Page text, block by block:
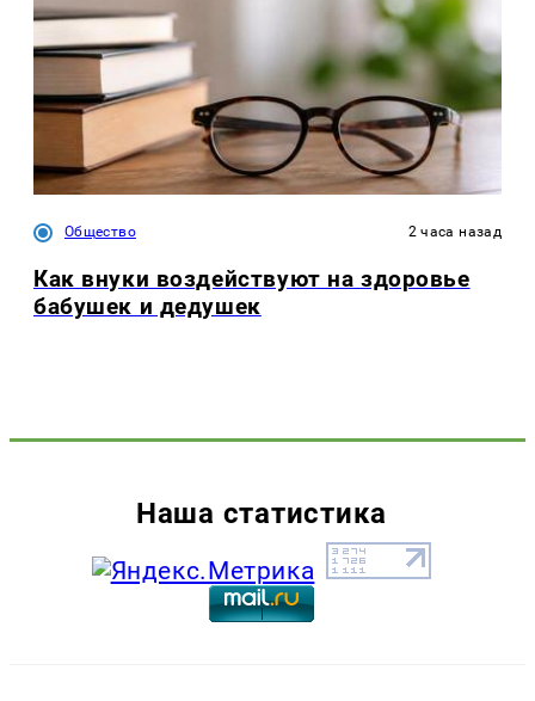
Общество 2 часа назад
Как внуки воздействуют на здоровье
бабушек и дедушек
Наша статистика